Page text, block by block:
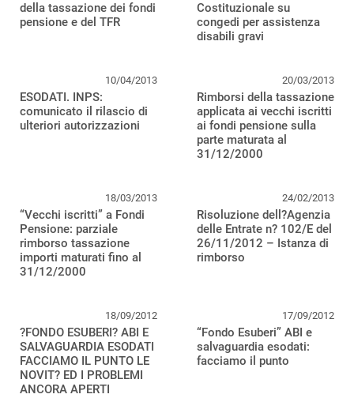
della tassazione dei fondi
pensione e del TFR
Costituzionale su
congedi per assistenza
disabili gravi
10/04/2013
ESODATI. INPS:
comunicato il rilascio di
ulteriori autorizzazioni
20/03/2013
Rimborsi della tassazione
applicata ai vecchi iscritti
ai fondi pensione sulla
parte maturata al
31/12/2000
18/03/2013
“Vecchi iscritti” a Fondi
Pensione: parziale
rimborso tassazione
importi maturati fino al
31/12/2000
24/02/2013
Risoluzione dell?Agenzia
delle Entrate n? 102/E del
26/11/2012 – Istanza di
rimborso
18/09/2012
?FONDO ESUBERI? ABI E
SALVAGUARDIA ESODATI
FACCIAMO IL PUNTO LE
NOVIT? ED I PROBLEMI
ANCORA APERTI
17/09/2012
“Fondo Esuberi” ABI e
salvaguardia esodati:
facciamo il punto